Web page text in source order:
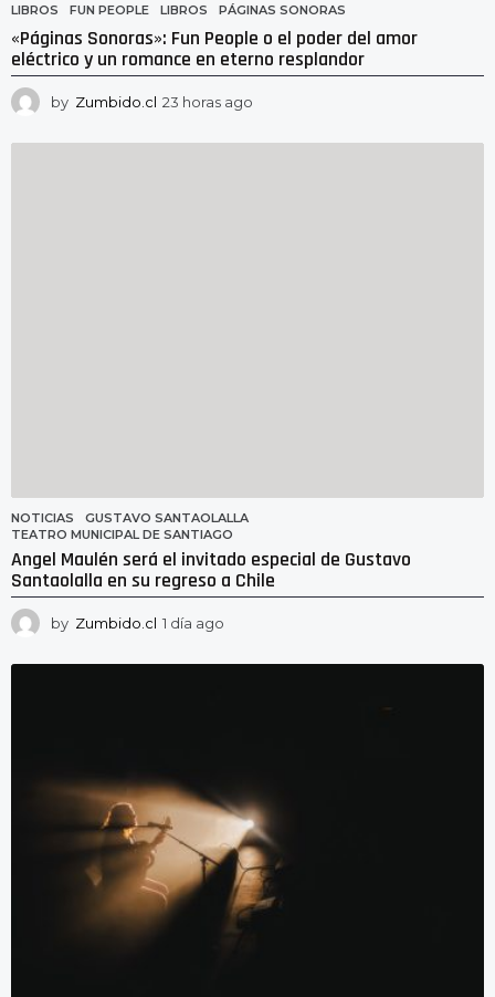
LIBROS FUN PEOPLE ,LIBROS ,PÁGINAS SONORAS
«Páginas Sonoras»: Fun People o el poder del amor
eléctrico y un romance en eterno resplandor
by Zumbido.cl 23 horas ago
h
NOTICIAS GUSTAVO SANTAOLALLA
TEATRO MUNICIPAL DE SANTIAGO
Angel Maulén será el invitado especial de Gustavo
Santaolalla en su regreso a Chile
by Zumbido.cl 1 día ago
í